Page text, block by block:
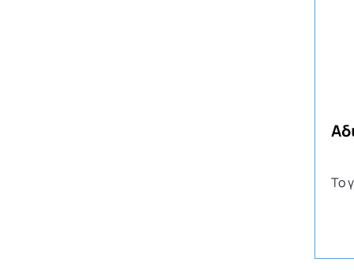
Το